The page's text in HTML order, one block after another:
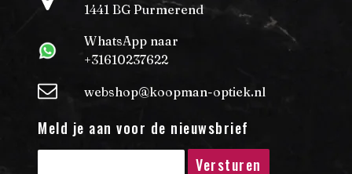
1441 BG Purmerend
WhatsApp naar
+31610237622
webshop@koopman-optiek.nl
Meld je aan voor de nieuwsbrief
Versturen